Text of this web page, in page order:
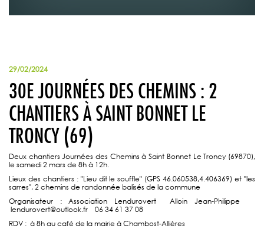
29/02/2024
30E JOURNÉES DES CHEMINS : 2
CHANTIERS À SAINT BONNET LE
TRONCY (69)
Deux chantiers Journées des Chemins à Saint Bonnet Le Troncy (69870),
le samedi 2 mars de 8h à 12h.
Lieux des chantiers : "Lieu dit le souffle" (GPS 46.060538,4.406369) et "les
sarres", 2 chemins de randonnée balisés de la commune
Organisateur : Association Lendurovert Alloin Jean-Philippe
lendurovert@outlook.fr 06 34 61 37 08
RDV : à 8h au café de la mairie à Chambost-Allières